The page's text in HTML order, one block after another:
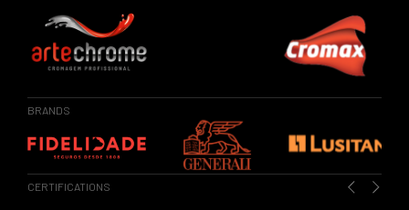
BRANDS
Previous
Next
CERTIFICATIONS